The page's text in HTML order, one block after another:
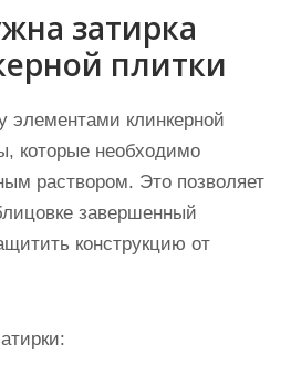
затирка
плитки
элементами клинкерной
которые необходимо
раствором. Это позволяет
завершенный
конструкцию от